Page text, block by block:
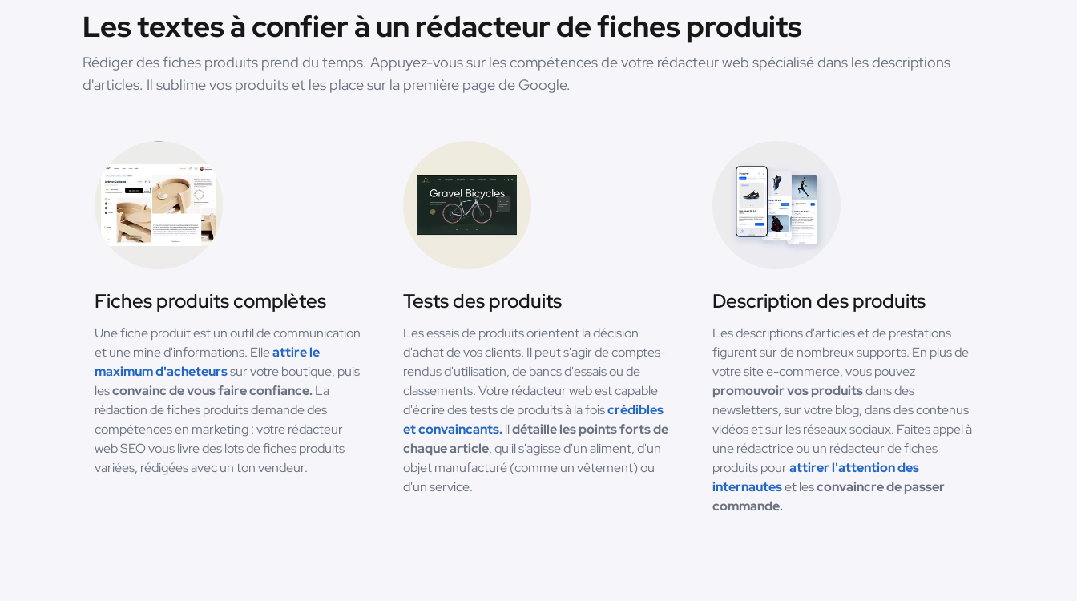
Les textes à confier à un rédacteur de fiches produits
Rédiger des fiches produits prend du temps. Appuyez-vous sur les compétences de votre rédacteur web spécialisé dans les descriptions
d'articles. Il sublime vos produits et les place sur la première page de Google.
Fiches produits complètes
Une fiche produit est un outil de communication
et une mine d'informations. Elleattire le
maximum d'acheteurssur votre boutique, puis
lesconvainc de vous faire confiance.La
rédaction de fiches produits demande des
compétences en marketing : votre rédacteur
web SEO vous livre des lots de fiches produits
variées, rédigées avec un ton vendeur.
Tests des produits
Les essais de produits orientent la décision
d'achat de vos clients. Il peut s'agir de comptes-
rendus d'utilisation, de bancs d'essais ou de
classements. Votre rédacteur web est capable
d'écrire des tests de produits à la foiscrédibles
et convaincants.lldétaille les points forts de
chaque article, qu'il s'agisse d'un aliment, d'un
objet manufacturé (comme un vêtement) ou
d'un service.
Description des produits
Les descriptions d'articles et de prestations
figurent sur de nombreux supports. En plus de
votre site e-commerce, vous pouvez
promouvoir vos produitsdans des
newsletters, sur votre blog, dans des contenus
vidéos et sur les réseaux sociaux. Faites appel à
une rédactrice ou un rédacteur de fiches
produits pourattirer l'attention des
internauteset lesconvaincre de passer
commande.